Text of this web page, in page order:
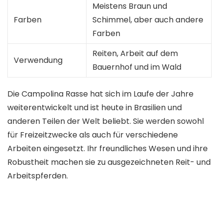
Farben
Meistens Braun und
Schimmel, aber auch andere
Farben
Verwendung
Reiten, Arbeit auf dem
Bauernhof und im Wald
Die Campolina Rasse hat sich im Laufe der Jahre
weiterentwickelt und ist heute in Brasilien und
anderen Teilen der Welt beliebt. Sie werden sowohl
für Freizeitzwecke als auch für verschiedene
Arbeiten eingesetzt. Ihr freundliches Wesen und ihre
Robustheit machen sie zu ausgezeichneten Reit- und
Arbeitspferden.